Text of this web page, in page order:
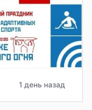
1 день назад